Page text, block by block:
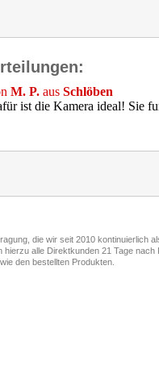
M. P. aus Schlöben
ist die Kamera ideal! Sie
die wir seit 2010 kontinuierlich
alle Direktkunden 21 Tage
den bestellten Produkten.